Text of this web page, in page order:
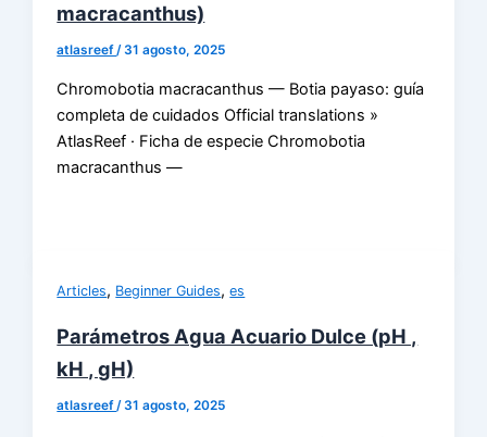
macracanthus)
atlasreef/31 agosto, 2025
Chromobotia macracanthus — Botia payaso: guía
completa de cuidados Official translations »
AtlasReef · Ficha de especie Chromobotia
macracanthus —
Articles, Beginner Guides,es
Parámetros Agua Acuario Dulce (pH ,
kH , gH)
atlasreef/31 agosto, 2025